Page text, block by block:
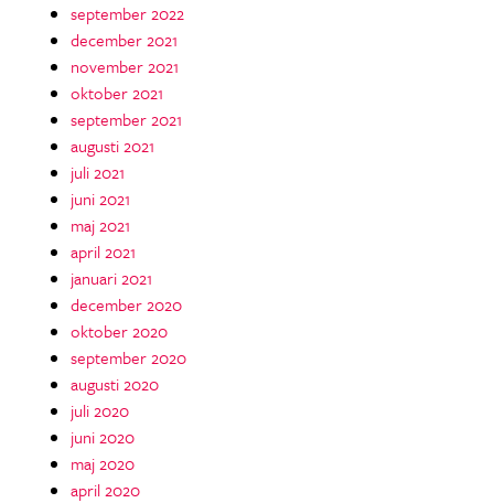
september 2022
december 2021
november 2021
oktober 2021
september 2021
augusti 2021
juli 2021
juni 2021
maj 2021
april 2021
januari 2021
december 2020
oktober 2020
september 2020
augusti 2020
juli 2020
juni 2020
maj 2020
april 2020